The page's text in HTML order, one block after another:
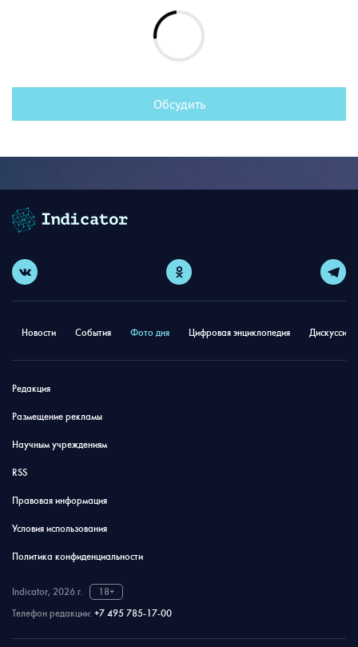
Обсудить
Новости События Фото дня Цифровая энциклопедия
Редакция
Размещение рекламы
Научным учреждениям
RSS
Правовая информация
Условия использования
Политика конфиденциальности
Indicator, 2026 г.
18+
Телефон редакции: +7 495 785-17-00